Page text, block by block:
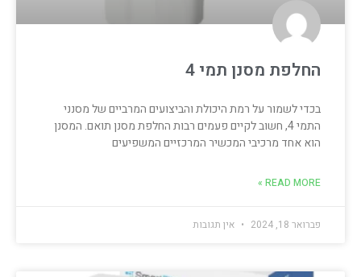
החלפת מסנן תמי 4
בכדי לשמור על רמת היכולת והביצועים המרביים של מסנני
התמי 4, חשוב לקיים פעמים רבות החלפת מסנן תואם. המסנן
הוא אחד מרכיבי המכשיר המרכזיים המשפיעים
READ MORE »
פברואר 18, 2024 אין תגובות